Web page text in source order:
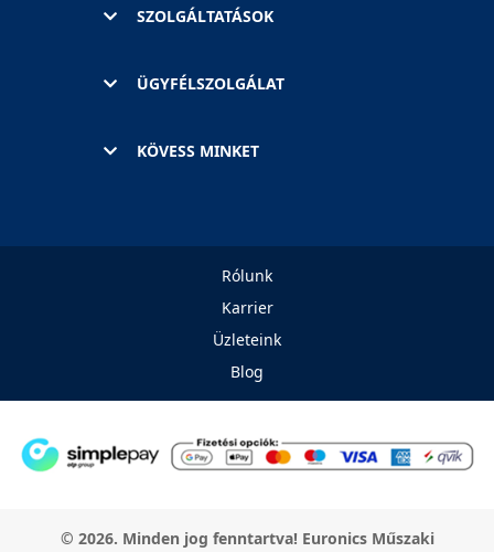
SZOLGÁLTATÁSOK
ÜGYFÉLSZOLGÁLAT
KÖVESS MINKET
Rólunk
Karrier
Üzleteink
Blog
© 2026. Minden jog fenntartva! Euronics Műszaki